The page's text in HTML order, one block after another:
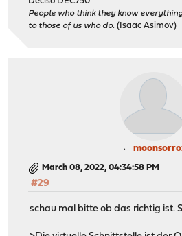
People who think they know
to those of us who do. (Isaac Asimov)
March 08, 2022, 04:34:58 PM
#29
schau mal bitte ob das richtig ist.